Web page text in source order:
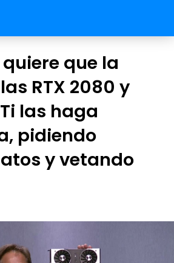
quiere que la
RTX 2080 y
las haga
pidiendo
y vetando